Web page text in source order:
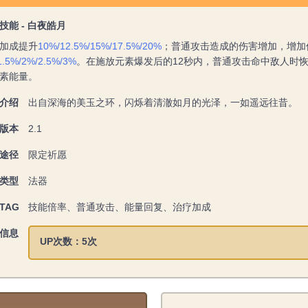
能 - 白夜皓月
成提升10%/12.5%/15%/17.5%/20% ；普通攻击造成的伤害增加，增
2%/2.5%/3%。在施放元素爆发后的12秒内，普通攻击命中敌人时
能量。
绍 出自深海的美玉之环，闪烁着清澈如月的光泽，一如遥远往昔。
本 2.1
径 限定祈愿
型 法器
技能倍率、普通攻击、能量回复、治疗加成
息
UP次数：5次